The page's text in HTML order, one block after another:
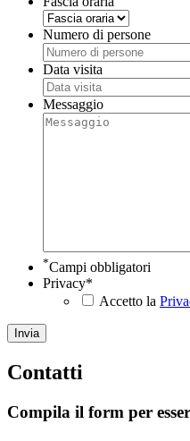
Numero di persone
Data visita
Messaggio
*Campi obbligatori
Privacy*
Accetto la
Contatti
Compila il form per